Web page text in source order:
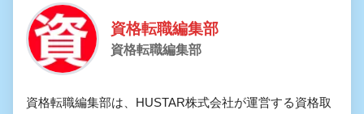
資格転職編集部
資格転職編集部
資格転職編集部は、HUSTAR株式会社が運営する資格取